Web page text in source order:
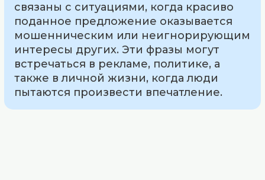
связаны с ситуациями, когда красиво
поданное предложение оказывается
мошенническим или неигнорирующим
интересы других. Эти фразы могут
встречаться в рекламе, политике, а
также в личной жизни, когда люди
пытаются произвести впечатление.